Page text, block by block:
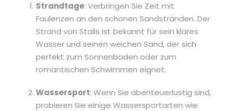
Strandtage: Verbringen Sie Zeit mit
Faulenzen an den schönen Sandstränden. Der
Strand von Stalis ist bekannt für sein klares
Wasser und seinen weichen Sand, der sich
perfekt zum Sonnenbaden oder zum
romantischen Schwimmen eignet.
Wassersport: Wenn Sie abenteuerlustig sind,
probieren Sie einige Wassersportarten wie